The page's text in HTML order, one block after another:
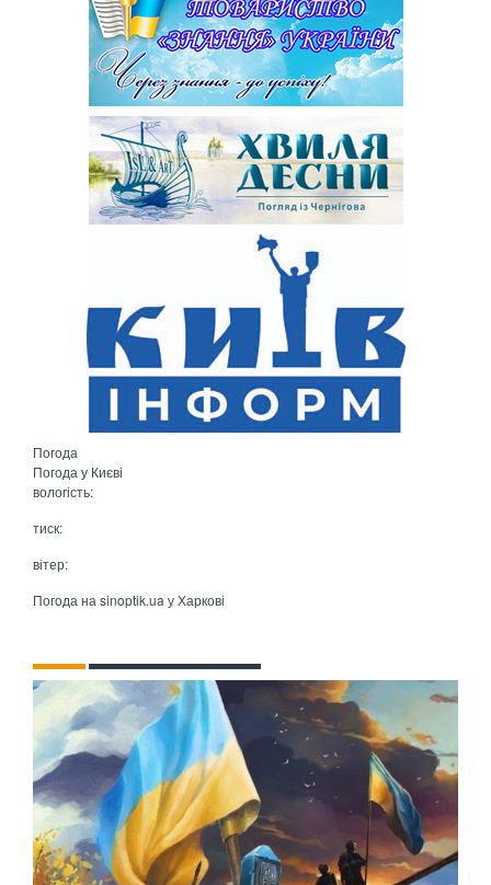
Погода
Погода у Києві
вологість:
тиск:
вітер:
Погода на sinoptik.ua у Харкові